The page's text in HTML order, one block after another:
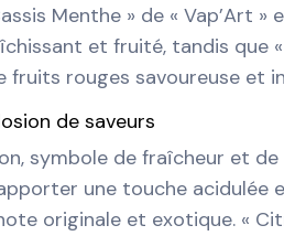
Menthe » de « Vap’Art
et fruité, tandis que
fruits rouges savoureuse et
de saveurs
symbole de fraîcheur et
une touche acidulée
originale et exotique. «